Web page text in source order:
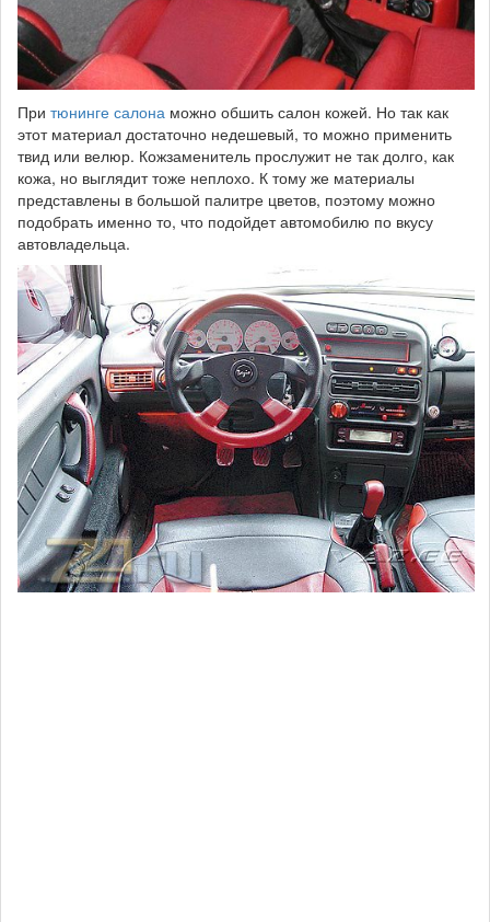
При тюнинге салона можно обшить салон кожей. Но так как
этот материал достаточно недешевый, то можно применить
твид или велюр. Кожзаменитель прослужит не так долго, как
кожа, но выглядит тоже неплохо. К тому же материалы
представлены в большой палитре цветов, поэтому можно
подобрать именно то, что подойдет автомобилю по вкусу
автовладельца.